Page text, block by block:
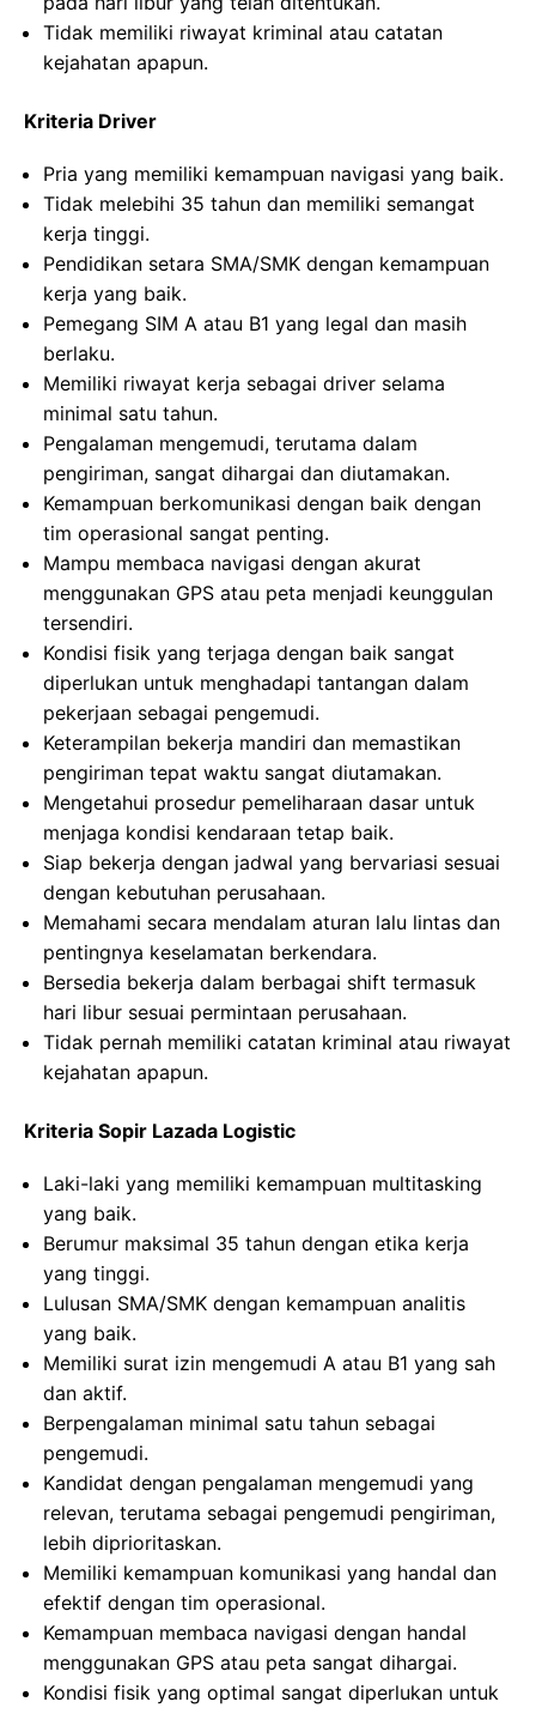
Tidak memiliki riwayat kriminal atau catatan
kejahatan apapun.
Kriteria Driver
Pria yang memiliki kemampuan navigasi yang baik.
Tidak melebihi 35 tahun dan memiliki semangat
kerja tinggi.
Pendidikan setara SMA/SMK dengan kemampuan
kerja yang baik.
Pemegang SIM A atau B1 yang legal dan masih
berlaku.
Memiliki riwayat kerja sebagai driver selama
minimal satu tahun.
Pengalaman mengemudi, terutama dalam
pengiriman, sangat dihargai dan diutamakan.
Kemampuan berkomunikasi dengan baik dengan
tim operasional sangat penting.
Mampu membaca navigasi dengan akurat
menggunakan GPS atau peta menjadi keunggulan
tersendiri.
Kondisi fisik yang terjaga dengan baik sangat
diperlukan untuk menghadapi tantangan dalam
pekerjaan sebagai pengemudi.
Keterampilan bekerja mandiri dan memastikan
pengiriman tepat waktu sangat diutamakan.
Mengetahui prosedur pemeliharaan dasar untuk
menjaga kondisi kendaraan tetap baik.
Siap bekerja dengan jadwal yang bervariasi sesuai
dengan kebutuhan perusahaan.
Memahami secara mendalam aturan lalu lintas dan
pentingnya keselamatan berkendara.
Bersedia bekerja dalam berbagai shift termasuk
hari libur sesuai permintaan perusahaan.
Tidak pernah memiliki catatan kriminal atau riwayat
kejahatan apapun.
Kriteria Sopir Lazada Logistic
Laki-laki yang memiliki kemampuan multitasking
yang baik.
Berumur maksimal 35 tahun dengan etika kerja
yang tinggi.
Lulusan SMA/SMK dengan kemampuan analitis
yang baik.
Memiliki surat izin mengemudi A atau B1 yang sah
dan aktif.
Berpengalaman minimal satu tahun sebagai
pengemudi.
Kandidat dengan pengalaman mengemudi yang
relevan, terutama sebagai pengemudi pengiriman,
lebih diprioritaskan.
Memiliki kemampuan komunikasi yang handal dan
efektif dengan tim operasional.
Kemampuan membaca navigasi dengan handal
menggunakan GPS atau peta sangat dihargai.
Kondisi fisik yang optimal sangat diperlukan untuk